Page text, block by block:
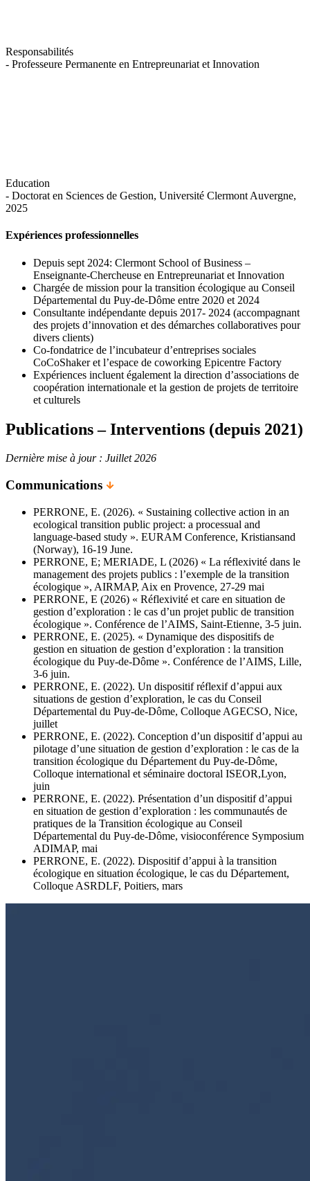
Responsabilités
- Professeure Permanente en Entrepreunariat et Innovation
Education
- Doctorat en Sciences de Gestion, Université Clermont Auvergne,
2025
Expériences professionnelles
Depuis sept 2024: Clermont School of Business –
Enseignante-Chercheuse en Entrepreunariat et Innovation
Chargée de mission pour la transition écologique au Conseil
Départemental du Puy-de-Dôme entre 2020 et 2024
Consultante indépendante depuis 2017- 2024 (accompagnant
des projets d’innovation et des démarches collaboratives pour
divers clients)
Co-fondatrice de l’incubateur d’entreprises sociales
CoCoShaker et l’espace de coworking Epicentre Factory
Expériences incluent également la direction d’associations de
coopération internationale et la gestion de projets de territoire
et culturels
Publications – Interventions (depuis 2021)
Dernière mise à jour : Juillet 2026
Communications
PERRONE, E. (2026). « Sustaining collective action in an
ecological transition public project: a processual and
language-based study ». EURAM Conference, Kristiansand
(Norway), 16-19 June.
PERRONE, E; MERIADE, L (2026) « La réflexivité dans le
management des projets publics : l’exemple de la transition
écologique », AIRMAP, Aix en Provence, 27-29 mai
PERRONE, E (2026) « Réflexivité et care en situation de
gestion d’exploration : le cas d’un projet public de transition
écologique ». Conférence de l’AIMS, Saint-Etienne, 3-5 juin.
PERRONE, E. (2025). « Dynamique des dispositifs de
gestion en situation de gestion d’exploration : la transition
écologique du Puy-de-Dôme ». Conférence de l’AIMS, Lille,
3-6 juin.
PERRONE, E. (2022). Un dispositif réflexif d’appui aux
situations de gestion d’exploration, le cas du Conseil
Départemental du Puy-de-Dôme, Colloque AGECSO, Nice,
juillet
PERRONE, E. (2022). Conception d’un dispositif d’appui au
pilotage d’une situation de gestion d’exploration : le cas de la
transition écologique du Département du Puy-de-Dôme,
Colloque international et séminaire doctoral ISEOR,Lyon,
juin
PERRONE, E. (2022). Présentation d’un dispositif d’appui
en situation de gestion d’exploration : les communautés de
pratiques de la Transition écologique au Conseil
Départemental du Puy-de-Dôme, visioconférence Symposium
ADIMAP, mai
PERRONE, E. (2022). Dispositif d’appui à la transition
écologique en situation écologique, le cas du Département,
Colloque ASRDLF, Poitiers, mars